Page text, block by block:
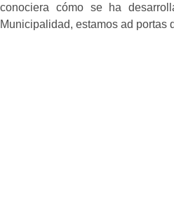
conociera cómo se ha
Municipalidad, estamos ad portas